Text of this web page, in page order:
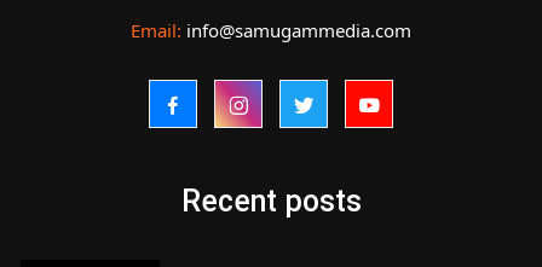
Email: info@samugammedia.com
Recent posts